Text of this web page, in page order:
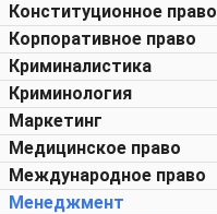
Конституционное право
Корпоративное право
Криминалистика
Криминология
Маркетинг
Медицинское право
Международное право
Менеджмент